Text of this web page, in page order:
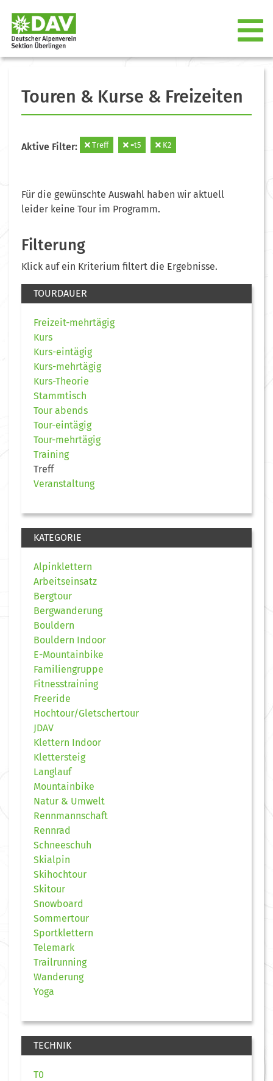
Touren & Kurse & Freizeiten
Aktive Filter: Treff =t5 K2
Für die gewünschte Auswahl haben wir aktuell
leider keine Tour im Programm.
Filterung
Klick auf ein Kriterium filtert die Ergebnisse.
TOURDAUER
Freizeit-mehrtägig
Kurs
Kurs-eintägig
Kurs-mehrtägig
Kurs-Theorie
Stammtisch
Tour abends
Tour-eintägig
Tour-mehrtägig
Training
Treff
Veranstaltung
KATEGORIE
Alpinklettern
Arbeitseinsatz
Bergtour
Bergwanderung
Bouldern
Bouldern Indoor
E-Mountainbike
Familiengruppe
Fitnesstraining
Freeride
Hochtour/Gletschertour
JDAV
Klettern Indoor
Klettersteig
Langlauf
Mountainbike
Natur & Umwelt
Rennmannschaft
Rennrad
Schneeschuh
Skialpin
Skihochtour
Skitour
Snowboard
Sommertour
Sportklettern
Telemark
Trailrunning
Wanderung
Yoga
TECHNIK
T0